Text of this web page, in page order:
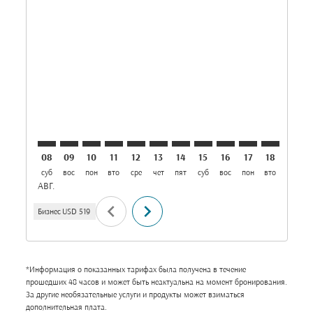
08
суб
АВГ.
09
вос
10
пон
11
вто
12
сре
13
чет
14
пят
15
суб
16
вос
17
пон
18
вто
Бизнес USD 519 chevron_left chevron_right
*Информация о показанных тарифах была получена в течение
прошедших 48 часов и может быть неактуальна на момент бронирования.
За другие необязательные услуги и продукты может взиматься
дополнительная плата.